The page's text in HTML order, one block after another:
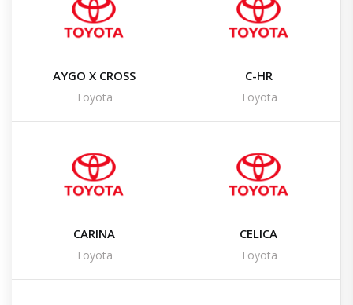
AYGO X CROSS
Toyota
C-HR
Toyota
CARINA
Toyota
CELICA
Toyota